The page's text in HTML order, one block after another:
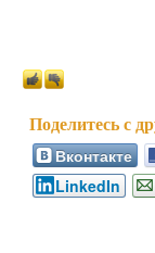
Вконтакте
LinkedIn